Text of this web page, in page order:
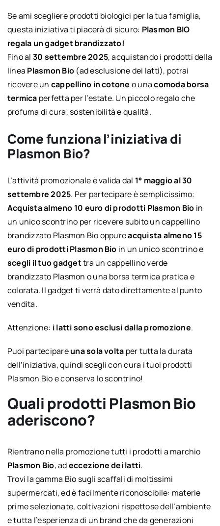
Se ami scegliere prodotti biologici per la tua famiglia,
questa iniziativa ti piacerà di sicuro: Plasmon BIO
regala un gadget brandizzato!
Fino al 30 settembre 2025, acquistando i prodotti della
linea Plasmon Bio (ad esclusione dei latti), potrai
ricevere un cappellino in cotone o unacomoda borsa
termica perfetta per l’estate. Un piccolo regalo che
profuma di cura, sostenibilità e qualità.
Come funziona l’iniziativa di
Plasmon Bio?
L’attività promozionale è valida dal 1° maggio al 30
settembre 2025. Per partecipare è semplicissimo:
Acquista almeno 10 euro di prodotti Plasmon Bio in
un unico scontrino per ricevere subito un cappellino
brandizzato Plasmon Bio oppureacquista almeno 15
euro di prodotti Plasmon Bio in un unico scontrino e
scegli il tuo gadgettra un cappellino verde
brandizzato Plasmon o una borsa termica pratica e
colorata. Il gadget ti verrà dato direttamente al punto
vendita.
Attenzione: i latti sono esclusi dalla promozione.
Puoi partecipareuna sola volta per tutta la durata
dell’iniziativa, quindi scegli con cura i tuoi prodotti
Plasmon Bio e conserva lo scontrino!
Quali prodotti Plasmon Bio
aderiscono?
Rientrano nella promozione tutti i prodotti a marchio
Plasmon Bio, adeccezione dei latti.
Trovi la gamma Bio sugli scaffali di moltissimi
supermercati, ed è facilmente riconoscibile: materie
prime selezionate, coltivazioni rispettose dell’ambiente
e tutta l’esperienza di un brand che da generazioni